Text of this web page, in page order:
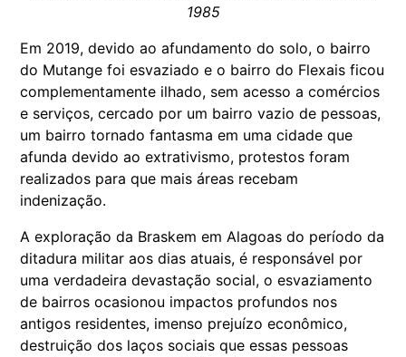
1985
Em 2019, devido ao afundamento do solo, o bairro
do Mutange foi esvaziado e o bairro do Flexais ficou
complementamente ilhado, sem acesso a comércios
e serviços, cercado por um bairro vazio de pessoas,
um bairro tornado fantasma em uma cidade que
afunda devido ao extrativismo, protestos foram
realizados para que mais áreas recebam
indenização.
A exploração da Braskem em Alagoas do período da
ditadura militar aos dias atuais, é responsável por
uma verdadeira devastação social, o esvaziamento
de bairros ocasionou impactos profundos nos
antigos residentes, imenso prejuízo econômico,
destruição dos laços sociais que essas pessoas